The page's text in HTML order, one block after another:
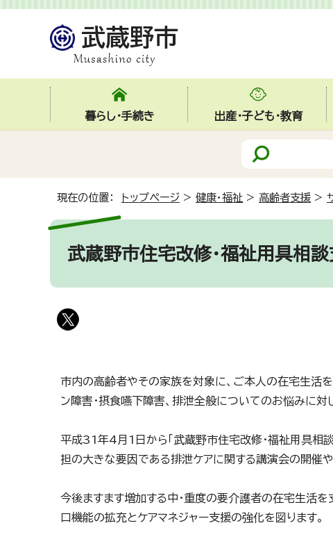
暮らし・手続き 出産・子ども・教育
現在の位置： トップページ > 健康・福祉 > 高齢者支援 >
武蔵野市住宅改修・福祉用具相談
市内の高齢者やその家族を対象に、ご本人の在宅生活
ン障害・摂食嚥下障害、排泄全般についてのお悩みに対
平成31年4月1日から「武蔵野市住宅改修・福祉用具相
担の大きな要因である排泄ケアに関する講演会の開催や
今後ますます増加する中・重度の要介護者の在宅生活
口機能の拡充とケアマネジャー支援の強化を図ります。